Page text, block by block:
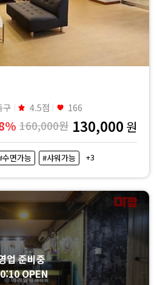
구 4.5점 166
160,000원 130,000 원
수면가능 #샤워가능 +3
업 준비중
OPEN